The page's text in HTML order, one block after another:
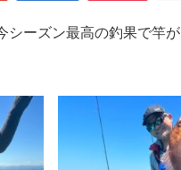
シーズン最高の釣果で竿